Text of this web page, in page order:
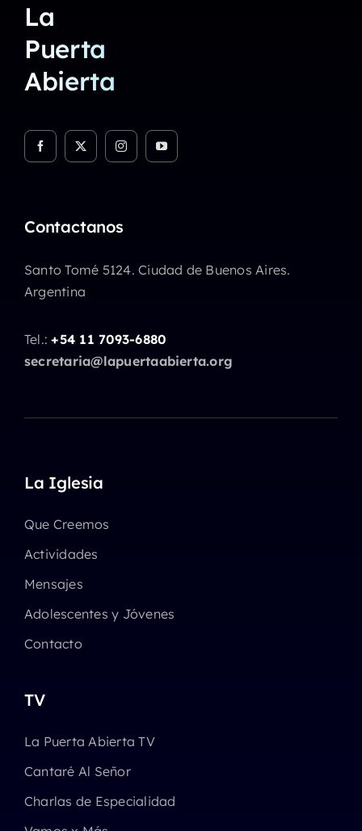
La
Puerta
Abierta
Contactanos
Santo Tomé 5124. Ciudad de Buenos Aires.
Argentina
Tel.:+54 11 7093-6880
secretaria@lapuertaabierta.org
La Iglesia
Que Creemos
Actividades
Mensajes
Adolescentes y Jóvenes
Contacto
TV
La Puerta Abierta TV
Cantaré Al Señor
Charlas de Especialidad